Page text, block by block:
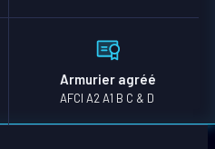
Armurier agréé
AFCI A2 A1 B C & D